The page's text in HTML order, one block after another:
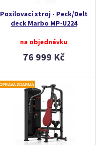
Posilovací stroj - Peck/Delt
deck Marbo MP-U224
na objednávku
76 999 Kč